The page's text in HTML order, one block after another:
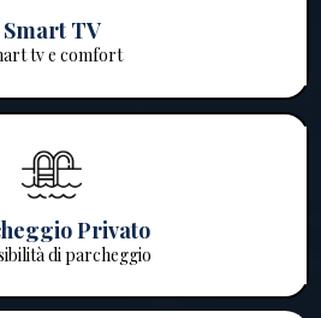
Smart TV
tv e comfort
Privato
di parcheggio